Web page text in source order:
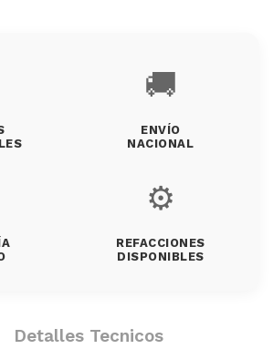
🚚
ENVÍO
NACIONAL
⚙️
REFACCIONES
DISPONIBLES
Detalles Tecnicos